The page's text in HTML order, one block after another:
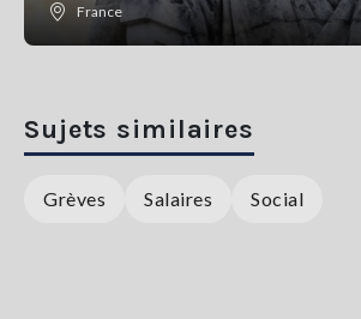
France
Sujets similaires
Grèves Salaires Social